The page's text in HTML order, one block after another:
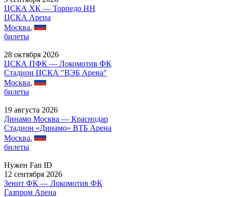
ЦСКА ХК — Торпедо НН
ЦСКА Арена
Москва,
билеты
28 октября 2026
ЦСКА ПФК — Локомотив ФК
Стадион ЦСКА "ВЭБ Арена"
Москва,
билеты
19 августа 2026
Динамо Москва — Краснодар
Стадион «Динамо» ВТБ Арена
Москва,
билеты
Нужен Fan ID
12 сентября 2026
Зенит ФК — Локомотив ФК
Газпром Арена